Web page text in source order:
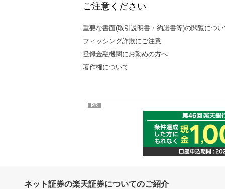
ご注意ください
重要な書面(取引説明書・約諾書等)の閲覧につ
フィッシング詐欺にご注意
登録金融機関にお勤めの方へ
著作権について
PR
ネット証券の楽天証券についてのご紹介